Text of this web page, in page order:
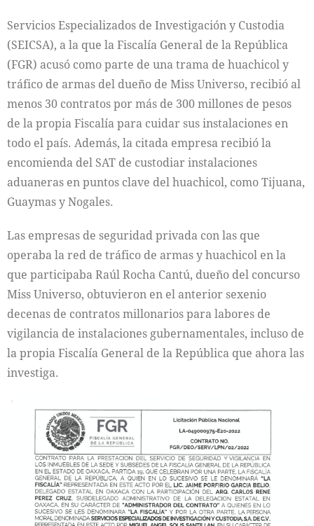
Servicios Especializados de Investigación y Custodia
(SEICSA), a la que la Fiscalía General de la República
(FGR) acusó como parte de una trama de huachicol y
tráfico de armas del dueño de Miss Universo, recibió al
menos 30 contratos por más de 300 millones de pesos
de la propia Fiscalía para cuidar sus instalaciones en
todo el país. Además, la citada empresa recibió la
encomienda del SAT de custodiar instalaciones
aduaneras en puntos clave del huachicol, como Tijuana,
Guaymas y Nogales.
Las empresas de seguridad privada con las que
operaba la red de tráfico de armas y huachicol en la
que participaba Raúl Rocha Cantú, dueño del concurso
Miss Universo, obtuvieron en el anterior sexenio
decenas de contratos millonarios para labores de
vigilancia de instalaciones gubernamentales, incluso de
la propia Fiscalía General de la República que ahora las
investiga.